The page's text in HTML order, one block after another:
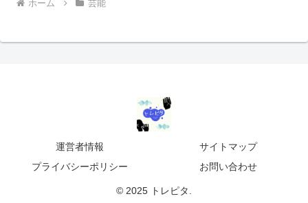
ホーム 芸能
運営者情報
サイトマップ
プライバシーポリシー
お問い合わせ
© 2025 トレピタ.